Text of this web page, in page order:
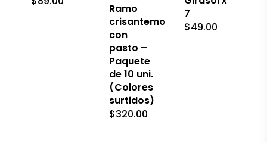
Ramo
crisantemo
con
pasto –
Paquete
de 10 uni.
(Colores
surtidos)
$320.00
7
$49.00